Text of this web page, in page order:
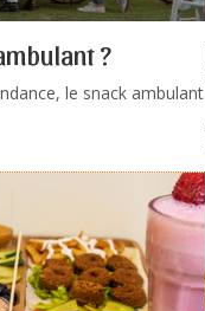
?
le snack ambulant